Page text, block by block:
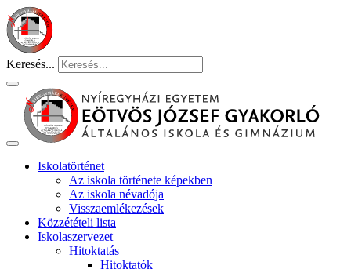
Keresés...
Iskolatörténet
Az iskola története képekben
Az iskola névadója
Visszaemlékezések
Közzétételi lista
Iskolaszervezet
Hitoktatás
Hitoktatók